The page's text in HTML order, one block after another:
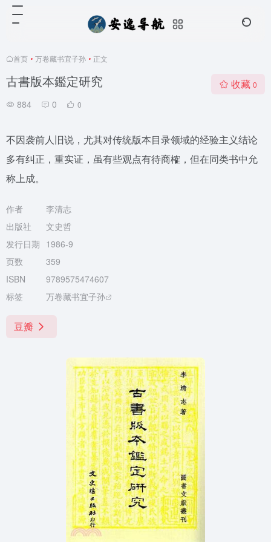
首页 • 万卷藏书宜子孙 • 正文
古書版本鑑定研究
884 0 0
收藏 0
不因袭前人旧说，尤其对传统版本目录领域的经验主义结论
多有纠正，重实证，虽有些观点有待商榷，但在同类书中允
称上成。
作者
李清志
出版社
文史哲
发行日期 1986-9
页数
359
ISBN
9789575474607
标签
万卷藏书宜子孙
豆瓣